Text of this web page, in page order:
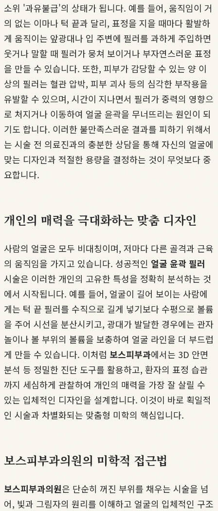
소위 '과유불급'의 상태가 됩니다. 예를 들어, 움직임이 거
의 없는 이마나 턱 끝과 달리, 표정을 지을 때마다 활발하
게 움직이는 앞광대나 입 주변에 필러를 과하게 주입하면
웃거나 말할 때 필러가 뭉쳐 보이거나 부자연스러운 표정
을 만들 수 있습니다. 또한, 피부가 감당할 수 있는 양 이
상의 필러는 혈관 압박, 피부 괴사 등의 심각한 부작용을
유발할 수 있으며, 시간이 지나면서 필러가 중력의 영향으
로 처지거나 이동하여 얼굴 윤곽을 무너뜨리는 원인이 되
기도 합니다. 이러한 불만족스러운 결과를 피하기 위해서
는 시술 전 의료진과의 충분한 상담을 통해 자신의 얼굴에
맞는 디자인과 적절한 용량을 결정하는 것이 무엇보다 중
요합니다.
개인의 매력을 극대화하는 맞춤 디자인
사람의 얼굴은 모두 비대칭이며, 저마다 다른 골격과 근육
의 움직임을 가지고 있습니다. 성공적인 얼굴 윤곽 필러
시술은 이러한 개인의 고유한 특성을 정확히 분석하는 것
에서 시작됩니다. 예를 들어, 얼굴이 길어 보이는 사람에
게는 턱 끝 필러를 수직으로 길게 넣기보다 수평으로 볼륨
을 주어 시선을 분산시키고, 광대가 발달한 경우에는 관자
놀이나 볼 부위의 볼륨을 보충하여 얼굴 라인을 더 부드럽
게 만들 수 있습니다. 이처럼 보스피부과에서는 3D 안면
분석 등 정밀한 진단 도구를 활용하고, 환자의 표정 습관
까지 세심하게 관찰하여 개인의 매력을 가장 잘 살릴 수
있는 입체적인 디자인을 설계합니다. 이것이 바로 획일적
인 시술과 차별화되는 맞춤형 미학의 핵심입니다.
보스피부과의원의 미학적 접근법
보스피부과의원은 단순히 꺼진 부위를 채우는 시술을 넘
어, 빛과 그림자의 원리를 이해하고 얼굴의 입체적인 구조